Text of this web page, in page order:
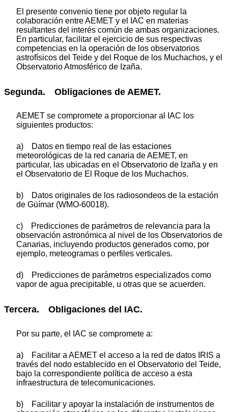
El presente convenio tiene por objeto regular la
colaboración entre AEMET y el IAC en materias
resultantes del interés común de ambas organizaciones.
En particular, facilitar el ejercicio de sus respectivas
competencias en la operación de los observatorios
astrofísicos del Teide y del Roque de los Muchachos, y el
Observatorio Atmosférico de Izaña.
Segunda. Obligaciones de AEMET.
AEMET se compromete a proporcionar al IAC los
siguientes productos:
a) Datos en tiempo real de las estaciones
meteorológicas de la red canaria de AEMET, en
particular, las ubicadas en el Observatorio de Izaña y en
el Observatorio de El Roque de los Muchachos.
b) Datos originales de los radiosondeos de la estación
de Güímar (WMO-60018).
c) Predicciones de parámetros de relevancia para la
observación astronómica al nivel de los Observatorios de
Canarias, incluyendo productos generados como, por
ejemplo, meteogramas o perfiles verticales.
d) Predicciones de parámetros especializados como
vapor de agua precipitable, u otras que se acuerden.
Tercera. Obligaciones del IAC.
Por su parte, el IAC se compromete a:
a) Facilitar a AEMET el acceso a la red de datos IRIS a
través del nodo establecido en el Observatorio del Teide,
bajo la correspondiente política de acceso a esta
infraestructura de telecomunicaciones.
b) Facilitar y apoyar la instalación de instrumentos de